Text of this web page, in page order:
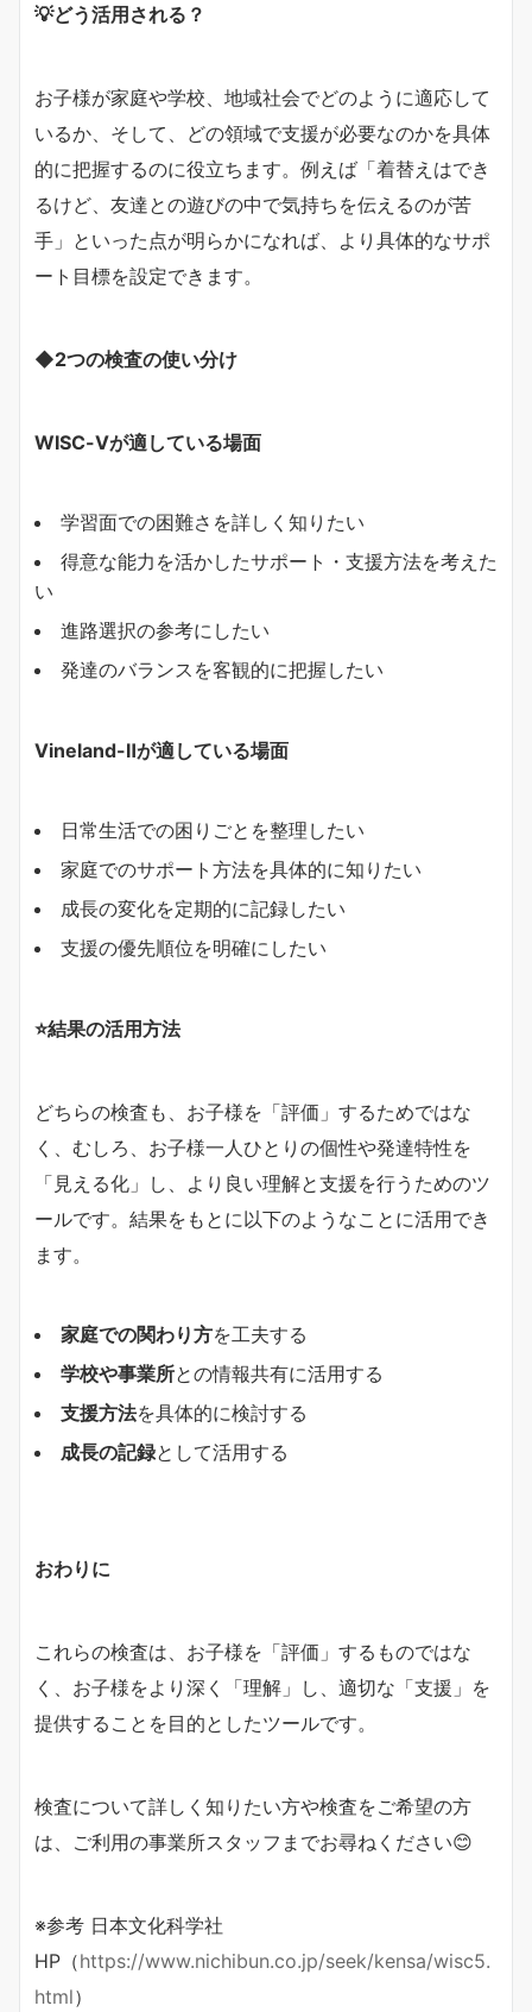
💡どう活用される？
お子様が家庭や学校、地域社会でどのように適応して
いるか、そして、どの領域で支援が必要なのかを具体
的に把握するのに役立ちます。例えば「着替えはでき
るけど、友達との遊びの中で気持ちを伝えるのが苦
手」といった点が明らかになれば、より具体的なサポ
ート目標を設定できます。
◆2つの検査の使い分け
WISC-Ⅴが適している場面
学習面での困難さを詳しく知りたい
得意な能力を活かしたサポート・支援方法を考えた
い
進路選択の参考にしたい
発達のバランスを客観的に把握したい
Vineland-Ⅱが適している場面
日常生活での困りごとを整理したい
家庭でのサポート方法を具体的に知りたい
成長の変化を定期的に記録したい
支援の優先順位を明確にしたい
⭐結果の活用方法
どちらの検査も、お子様を「評価」するためではな
く、むしろ、お子様一人ひとりの個性や発達特性を
「見える化」し、より良い理解と支援を行うためのツ
ールです。結果をもとに以下のようなことに活用でき
ます。
家庭での関わり方を工夫する
学校や事業所との情報共有に活用する
支援方法を具体的に検討する
成長の記録として活用する
おわりに
これらの検査は、お子様を「評価」するものではな
く、お子様をより深く「理解」し、適切な「支援」を
提供することを目的としたツールです。
検査について詳しく知りたい方や検査をご希望の方
は、ご利用の事業所スタッフまでお尋ねください😊
※参考 日本文化科学社
HP（https://www.nichibun.co.jp/seek/kensa/wisc5.
html）